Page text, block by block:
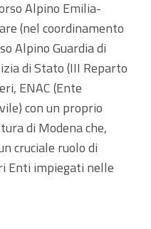
Alpino Emilia-
(nel coordinamento
Alpino Guardia di
di Stato (III Reparto
ENAC (Ente
con un proprio
di Modena che,
cruciale ruolo di
Enti impiegati nelle